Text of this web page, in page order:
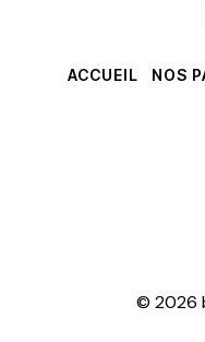
© 2026
ACCUEIL NOS